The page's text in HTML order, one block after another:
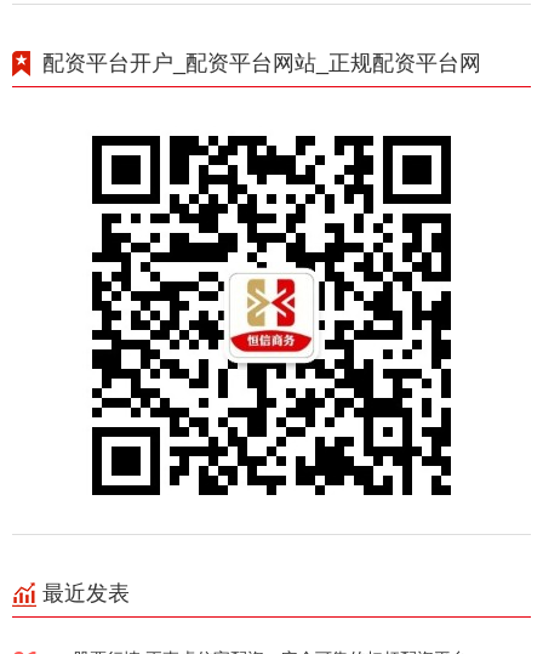
配资平台开户_配资平台网站_正规配资平台网
最近发表